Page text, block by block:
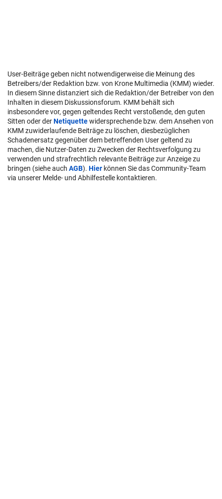
User-Beiträge geben nicht notwendigerweise die Meinung des
Betreibers/der Redaktion bzw. von Krone Multimedia (KMM) wieder.
In diesem Sinne distanziert sich die Redaktion/der Betreiber von den
Inhalten in diesem Diskussionsforum. KMM behält sich
insbesondere vor, gegen geltendes Recht verstoßende, den guten
Sitten oder derNetiquettewidersprechende bzw. dem Ansehen von
KMM zuwiderlaufende Beiträge zu löschen, diesbezüglichen
Schadenersatz gegenüber dem betreffenden User geltend zu
machen, die Nutzer-Daten zu Zwecken der Rechtsverfolgung zu
verwenden und strafrechtlich relevante Beiträge zur Anzeige zu
bringen (siehe auch AGB). Hier können Sie das Community-Team
via unserer Melde- und Abhilfestelle kontaktieren.